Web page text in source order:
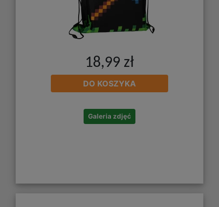
18,99 zł
DO KOSZYKA
Galeria zdjęć